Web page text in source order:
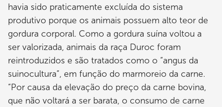
havia sido praticamente excluída do sistema
produtivo porque os animais possuem alto teor de
gordura corporal. Como a gordura suína voltou a
ser valorizada, animais da raça Duroc foram
reintroduzidos e são tratados como o “angus da
suinocultura”, em função do marmoreio da carne.
“Por causa da elevação do preço da carne bovina,
que não voltará a ser barata, o consumo de carne